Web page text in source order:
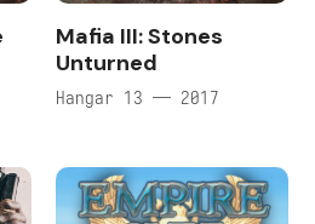
Mafia III: Stones
Unturned
Hangar 13 — 2017